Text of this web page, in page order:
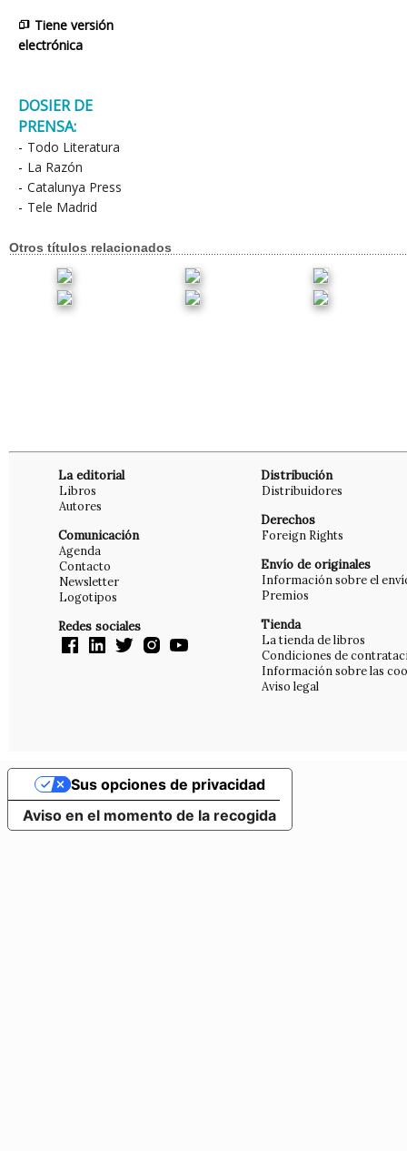
Tiene versión
electrónica
DOSIER DE
PRENSA:
- Todo Literatura
- La Razón
- Catalunya Press
- Tele Madrid
Otros títulos relacionados
La editorial
Libros
Autores
Comunicación
Agenda
Contacto
Newsletter
Logotipos
Redes sociales
Distribución
Distribuidores
Derechos
Foreign Rights
Envío de originales
Información sobre el
Premios
Tienda
La tienda de libros
Condiciones de
Información sobre las
Aviso legal
Aviso en el momento de la recogida
Sus opciones de privacidad